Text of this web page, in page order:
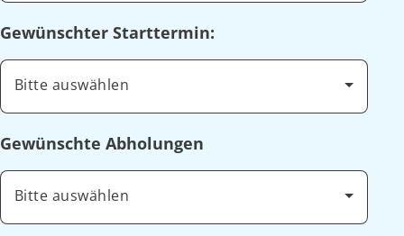
Gewünschter Starttermin:
Bitte auswählen
Gewünschte Abholungen
Bitte auswählen